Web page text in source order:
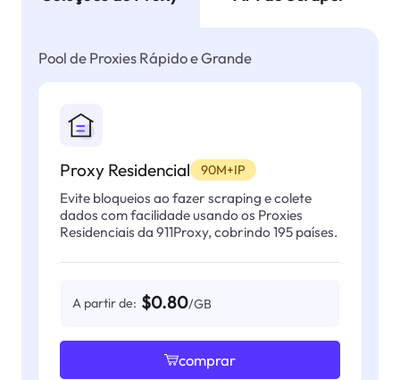
Pool de Proxies Rápido e Grande
Proxy Residencial 90M+IP
Evite bloqueios ao fazer scraping e colete
dados com facilidade usando os Proxies
Residenciais da 911Proxy, cobrindo 195 países.
A partir de: $0.80/GB
comprar